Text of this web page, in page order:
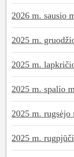
2026 m. sausio
2025 m.
2025 m.
2025 m. spalio
2025 m. rugsėjo
2025 m.